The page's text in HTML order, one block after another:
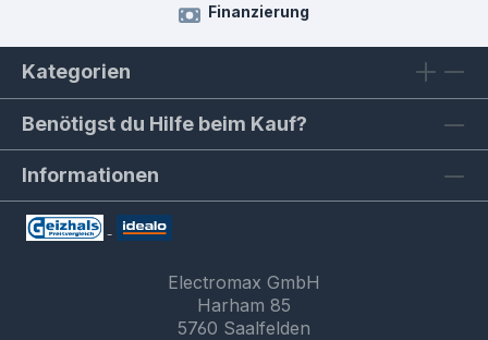
Finanzierung
Kategorien
Benötigst du Hilfe beim Kauf?
Informationen
Electromax GmbH
Harham 85
5760 Saalfelden